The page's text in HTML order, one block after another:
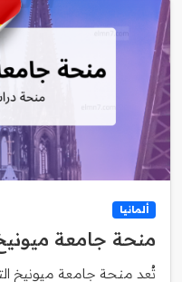
ألمانيا
منحة جامعة
تُعد منحة جامعة ميونيخ